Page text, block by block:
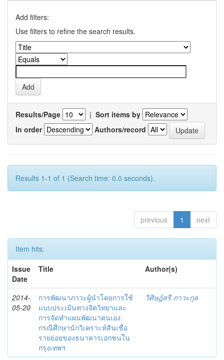
Add filters:
Use filters to refine the search results.
Results/Page | Sort items by
In order
Authors/record
Results 1-1 of 1 (Search time: 0.0 seconds).
previous 1 next
Item hits:
Issue
Date
Title Author(s)
2014-
05-20
การพัฒนาภาวะผู้นำโดยการใช้
แบบประเมินทางจิตวิทยาและ
การจัดทำแผนพัฒนาตนเอง:
กรณีศึกษานักวิเคราะห์สินเชื่อ
รายย่อยของธนาคารเอกชนใน
กรุงเทพฯ
วิศิษฎ์สรี ภาวะกุล